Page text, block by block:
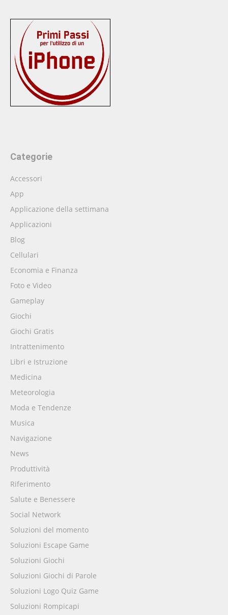
Categorie
Accessori
App
Applicazione della settimana
Applicazioni
Blog
Cellulari
Economia e Finanza
Foto e Video
Gameplay
Giochi
Giochi Gratis
Intrattenimento
Libri e Istruzione
Medicina
Meteorologia
Moda e Tendenze
Musica
Navigazione
News
Produttività
Riferimento
Salute e Benessere
Social Network
Soluzioni del momento
Soluzioni Escape Game
Soluzioni Giochi
Soluzioni Giochi di Parole
Soluzioni Logo Quiz Game
Soluzioni Rompicapi